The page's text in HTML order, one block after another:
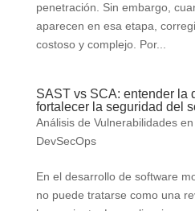
penetración. Sin embargo,
aparecen en esa etapa,
costoso y complejo. Por...
SAST vs SCA: entender la
fortalecer la seguridad del
Análisis de Vulnerabilidades
DevSecOps
En el desarrollo de software
no puede tratarse como una